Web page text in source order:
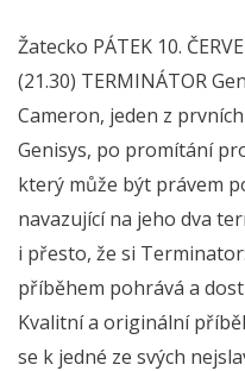
Žatecko PÁTEK 10.
(21.30) TERMINÁTOR
Cameron, jeden z
Genisys, po promítání
který může být právem
navazující na jeho dva
i přesto, že si
příběhem pohrává a
Kvalitní a originální
se k jedné ze svých